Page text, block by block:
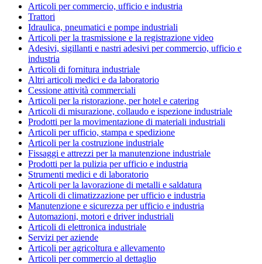
Articoli per commercio, ufficio e industria
Trattori
Idraulica, pneumatici e pompe industriali
Articoli per la trasmissione e la registrazione video
Adesivi, sigillanti e nastri adesivi per commercio, ufficio e
industria
Articoli di fornitura industriale
Altri articoli medici e da laboratorio
Cessione attività commerciali
Articoli per la ristorazione, per hotel e catering
Articoli di misurazione, collaudo e ispezione industriale
Prodotti per la movimentazione di materiali industriali
Articoli per ufficio, stampa e spedizione
Articoli per la costruzione industriale
Fissaggi e attrezzi per la manutenzione industriale
Prodotti per la pulizia per ufficio e industria
Strumenti medici e di laboratorio
Articoli per la lavorazione di metalli e saldatura
Articoli di climatizzazione per ufficio e industria
Manutenzione e sicurezza per ufficio e industria
Automazioni, motori e driver industriali
Articoli di elettronica industriale
Servizi per aziende
Articoli per agricoltura e allevamento
Articoli per commercio al dettaglio